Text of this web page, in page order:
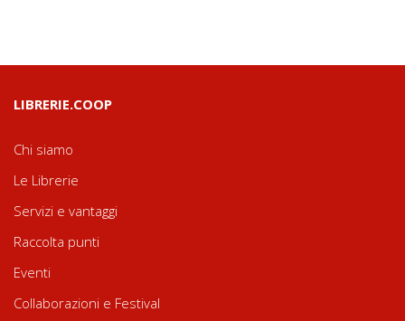
LIBRERIE.COOP
Chi siamo
Le Librerie
Servizi e vantaggi
Raccolta punti
Eventi
Collaborazioni e Festival